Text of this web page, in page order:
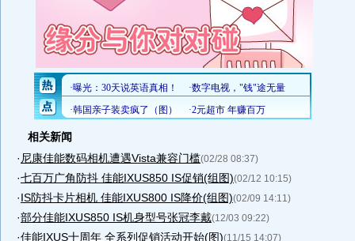
相关新闻
· 尼康佳能数码相机遭遇Vista兼容门槛(02/28 08:37)
·七百万广角防抖 佳能IXUS850 IS促销(组图)(02/12 10:15)
·IS防抖卡片相机 佳能IXUS800 IS降价(组图)(02/09 14:11)
·部分佳能IXUS850 IS机身型号张冠李戴(12/03 09:22)
·佳能IXUS十周年 全系列促销活动开始(图)(11/15 14:07)